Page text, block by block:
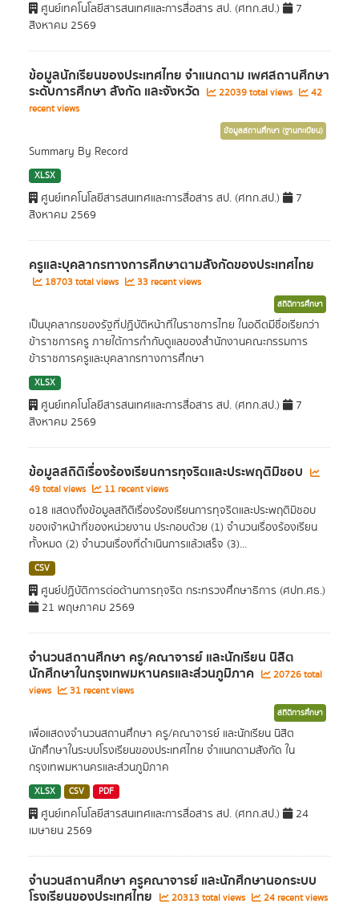
ศูนย์เทคโนโลยีสารสนเทศและการสื่อสาร สป. (ศทก.สป.)
7
สิงหาคม 2569
ข้อมูลนักเรียนของประเทศไทย จำแนกตาม เพศสถานศึกษา
ระดับการศึกษา สังกัด และจังหวัด 22039 total views
42
recent views
ข้อมูลสถานศึกษา (ฐานทะเบียน)
Summary By Record
XLSX
ศูนย์เทคโนโลยีสารสนเทศและการสื่อสาร สป. (ศทก.สป.)
7
สิงหาคม 2569
ครูและบุคลากรทางการศึกษาตามสังกัดของประเทศไทย
18703 total views 33 recent views
สถิติการศึกษา
เป็นบุคลากรของรัฐที่ปฏิบัติหน้าที่ในราชการไทย ในอดีตมีชื่อเรียกว่า
ข้าราชการครู ภายใต้การกำกับดูแลของสำนักงานคณะกรรมการ
ข้าราชการครูและบุคลากรทางการศึกษา
XLSX
ศูนย์เทคโนโลยีสารสนเทศและการสื่อสาร สป. (ศทก.สป.)
7
สิงหาคม 2569
ข้อมูลสถิติเรื่องร้องเรียนการทุจริตและประพฤติมิชอบ
49 total views 11 recent views
o18 แสดงถึงข้อมูลสถิติเรื่องร้องเรียนการทุจริตและประพฤติมิชอบ
ของเจ้าหน้าที่ของหน่วยงาน ประกอบด้วย (1) จำนวนเรื่องร้องเรียน
ทั้งหมด (2) จำนวนเรื่องที่ดำเนินการแล้วเสร็จ (3)...
CSV
ศูนย์ปฏิบัติการต่อต้านการทุจริต กระทรวงศึกษาธิการ (ศปท.ศธ.)
21 พฤษภาคม 2569
จำนวนสถานศึกษา ครู/คณาจารย์ และนักเรียน นิสิต
นักศึกษาในกรุงเทพมหานครและส่วนภูมิภาค
20726 total
views
31 recent views
สถิติการศึกษา
เพื่อแสดงจำนวนสถานศึกษา ครู/คณาจารย์ และนักเรียน นิสิต
นักศึกษาในระบบโรงเรียนของประเทศไทย จำแนกตามสังกัด ใน
กรุงเทพมหานครและส่วนภูมิภาค
XLSX CSV PDF
ศูนย์เทคโนโลยีสารสนเทศและการสื่อสาร สป. (ศทก.สป.)
24
เมษายน 2569
จำนวนสถานศึกษา ครูคณาจารย์ และนักศึกษานอกระบบ
โรงเรียนของประเทศไทย 20313 total views 24 recent views